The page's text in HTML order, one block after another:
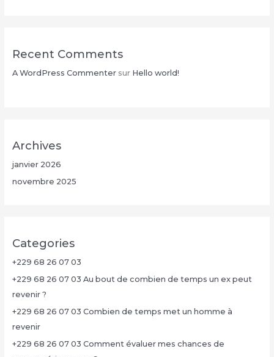
Recent Comments
A WordPress Commentersur Hello world!
Archives
janvier 2026
novembre 2025
Categories
+229 68 26 07 03
+229 68 26 07 03 Au bout de combien de temps un ex peut
revenir ?
+229 68 26 07 03 Combien de temps met un homme à
revenir
+229 68 26 07 03 Comment évaluer mes chances de